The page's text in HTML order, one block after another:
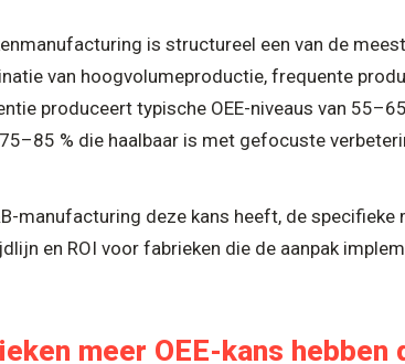
is structureel een van de
van hoogvolumeproductie, frequente
produceert typische OEE-niveaus van
% die haalbaar is met gefocuste
manufacturing deze kans heeft, de
en ROI voor fabrieken die de aanpak
meer OEE-kans hebben